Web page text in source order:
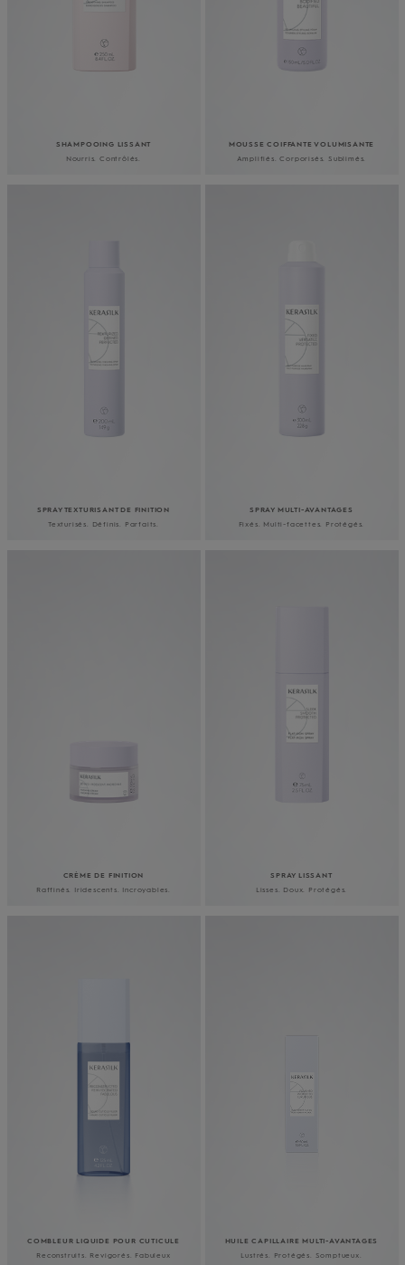
SHAMPOOING LISSANT
Nourris. Contrôlés.
MOUSSE COIFFANTE VOLUMISANTE
Amplifiés. Corporisés. Sublimés.
SPRAY TEXTURISANT DE FINITION
Texturisés. Définis. Parfaits.
SPRAY MULTI-AVANTAGES
Fixés. Multi-facettes. Protégés.
CRÈME DE FINITION
Raffinés. Iridescents. Incroyables.
SPRAY LISSANT
Lisses. Doux. Protégés.
COMBLEUR LIQUIDE POUR CUTICULE
Reconstruits. Revigorés. Fabuleux
HUILE CAPILLAIRE MULTI-AVANTAGES
Lustrés. Protégés. Somptueux.